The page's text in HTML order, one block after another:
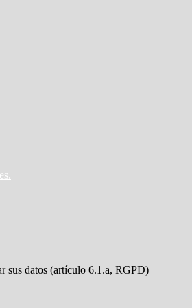
sus datos (artículo 6.1.a, RGPD)